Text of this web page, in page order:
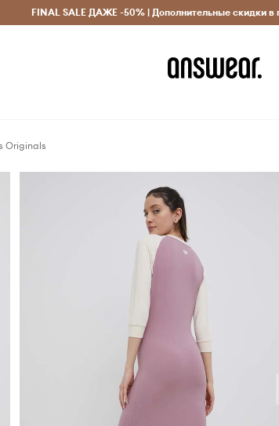
грн) Исключительно оригинальные товары
FINAL SALE ДАЖЕ -50% | Дополнительные скидки в
Originals